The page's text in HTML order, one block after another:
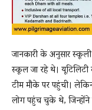
जानकारी के अनुसार
स्कूल जा रहे थे।
टीम मौके पर पहुंची।
लोग पहुंच चुके थे, जिन्होंने